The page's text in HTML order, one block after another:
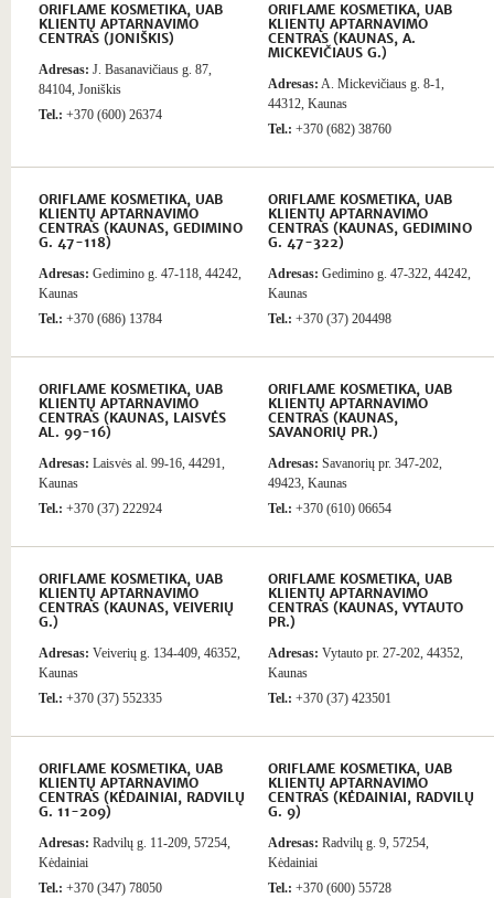
ORIFLAME KOSMETIKA, UAB
KLIENTŲ APTARNAVIMO
CENTRAS (JONIŠKIS)
Adresas: J. Basanavičiaus g. 87,
84104, Joniškis
Tel.: +370 (600) 26374
ORIFLAME KOSMETIKA, UAB
KLIENTŲ APTARNAVIMO
CENTRAS (KAUNAS, A.
MICKEVIČIAUS G.)
Adresas: A. Mickevičiaus g. 8-1,
44312, Kaunas
Tel.: +370 (682) 38760
ORIFLAME KOSMETIKA, UAB
KLIENTŲ APTARNAVIMO
CENTRAS (KAUNAS, GEDIMINO
G. 47-118)
Adresas: Gedimino g. 47-118, 44242,
Kaunas
Tel.: +370 (686) 13784
ORIFLAME KOSMETIKA, UAB
KLIENTŲ APTARNAVIMO
CENTRAS (KAUNAS, GEDIMINO
G. 47-322)
Adresas: Gedimino g. 47-322, 44242,
Kaunas
Tel.: +370 (37) 204498
ORIFLAME KOSMETIKA, UAB
KLIENTŲ APTARNAVIMO
CENTRAS (KAUNAS, LAISVĖS
AL. 99-16)
Adresas: Laisvės al. 99-16, 44291,
Kaunas
Tel.: +370 (37) 222924
ORIFLAME KOSMETIKA, UAB
KLIENTŲ APTARNAVIMO
CENTRAS (KAUNAS,
SAVANORIŲ PR.)
Adresas: Savanorių pr. 347-202,
49423, Kaunas
Tel.: +370 (610) 06654
ORIFLAME KOSMETIKA, UAB
KLIENTŲ APTARNAVIMO
CENTRAS (KAUNAS, VEIVERIŲ
G.)
Adresas: Veiverių g. 134-409, 46352,
Kaunas
Tel.: +370 (37) 552335
ORIFLAME KOSMETIKA, UAB
KLIENTŲ APTARNAVIMO
CENTRAS (KAUNAS, VYTAUTO
PR.)
Adresas: Vytauto pr. 27-202, 44352,
Kaunas
Tel.: +370 (37) 423501
ORIFLAME KOSMETIKA, UAB
KLIENTŲ APTARNAVIMO
CENTRAS (KĖDAINIAI, RADVILŲ
G. 11-209)
Adresas: Radvilų g. 11-209, 57254,
Kėdainiai
Tel.: +370 (347) 78050
ORIFLAME KOSMETIKA, UAB
KLIENTŲ APTARNAVIMO
CENTRAS (KĖDAINIAI, RADVILŲ
G. 9)
Adresas: Radvilų g. 9, 57254,
Kėdainiai
Tel.: +370 (600) 55728